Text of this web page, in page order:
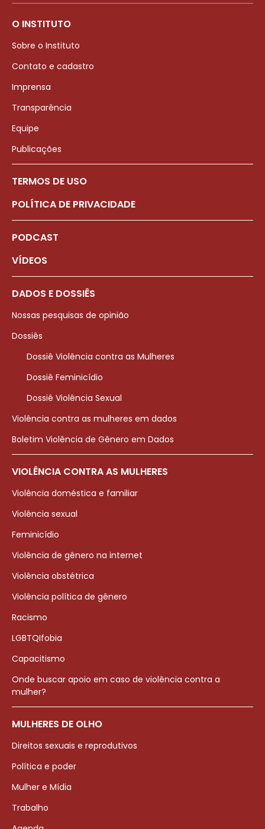
O INSTITUTO
Sobre o Instituto
Contato e cadastro
Imprensa
Transparência
Equipe
Publicações
TERMOS DE USO
POLÍTICA DE PRIVACIDADE
PODCAST
VÍDEOS
DADOS E DOSSIÊS
Nossas pesquisas de opinião
Dossiês
Dossiê Violência contra as Mulheres
Dossiê Feminicídio
Dossiê Violência Sexual
Violência contra as mulheres em dados
Boletim Violência de Gênero em Dados
VIOLÊNCIA CONTRA AS MULHERES
Violência doméstica e familiar
Violência sexual
Feminicídio
Violência de gênero na internet
Violência obstétrica
Violência política de gênero
Racismo
LGBTQIfobia
Capacitismo
Onde buscar apoio em caso de violência contra a
mulher?
MULHERES DE OLHO
Direitos sexuais e reprodutivos
Política e poder
Mulher e Mídia
Trabalho